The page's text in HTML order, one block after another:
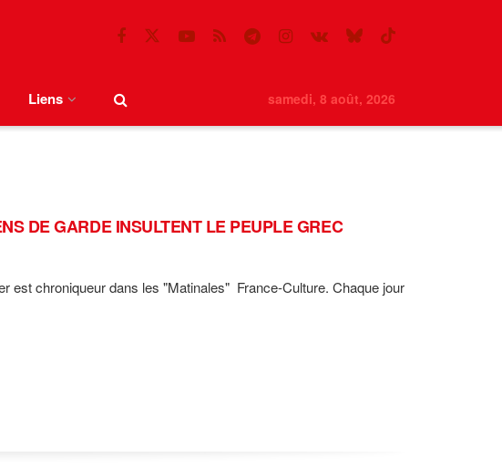
Liens samedi, 8 août, 2026
DE GARDE INSULTENT LE PEUPLE GREC
est chroniqueur dans les "Matinales" France-Culture. Chaque jour